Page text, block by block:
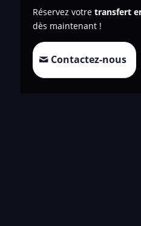
Réservez votre transfert
dès maintenant !
Contactez-nous